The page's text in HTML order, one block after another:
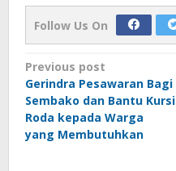
Follow Us On
Post
navigation
Previous post
Gerindra Pesawaran Bagi
Sembako dan Bantu Kursi
Roda kepada Warga
yang Membutuhkan